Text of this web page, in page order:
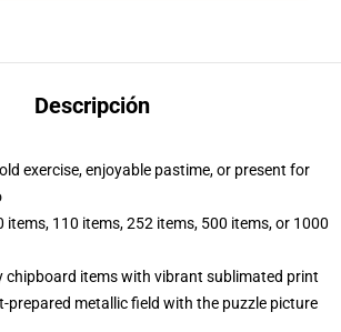
Descripción
exercise, enjoyable pastime, or present for
items, 110 items, 252 items, 500 items, or 1000
chipboard items with vibrant sublimated print
prepared metallic field with the puzzle picture